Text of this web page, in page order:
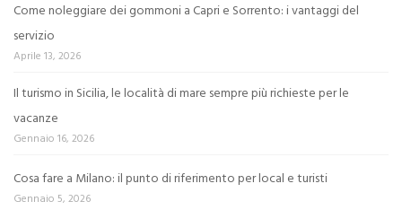
Come noleggiare dei gommoni a Capri e Sorrento: i vantaggi del
servizio
Aprile 13, 2026
Il turismo in Sicilia, le località di mare sempre più richieste per le
vacanze
Gennaio 16, 2026
Cosa fare a Milano: il punto di riferimento per local e turisti
Gennaio 5, 2026